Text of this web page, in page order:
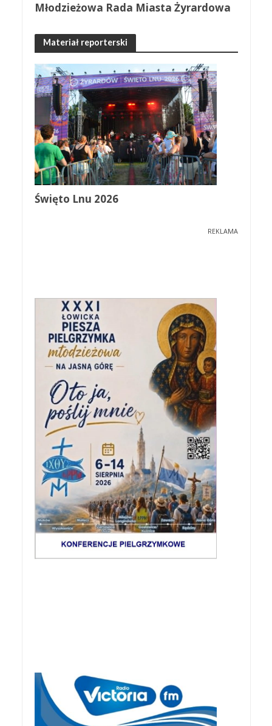
Młodzieżowa Rada Miasta Żyrardowa
Materiał reporterski
Święto Lnu 2026
REKLAMA